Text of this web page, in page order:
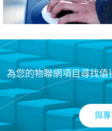
為您的物聯網項目尋找
與